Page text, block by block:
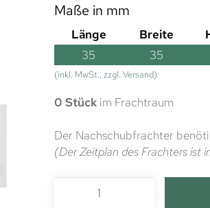
Maße in mm
Länge Breite
35
35
(inkl. MwSt., zzgl. Versand)
0 Stück im Frachtraum
Der Nachschubfrachter
(Der Zeitplan des Frachters ist